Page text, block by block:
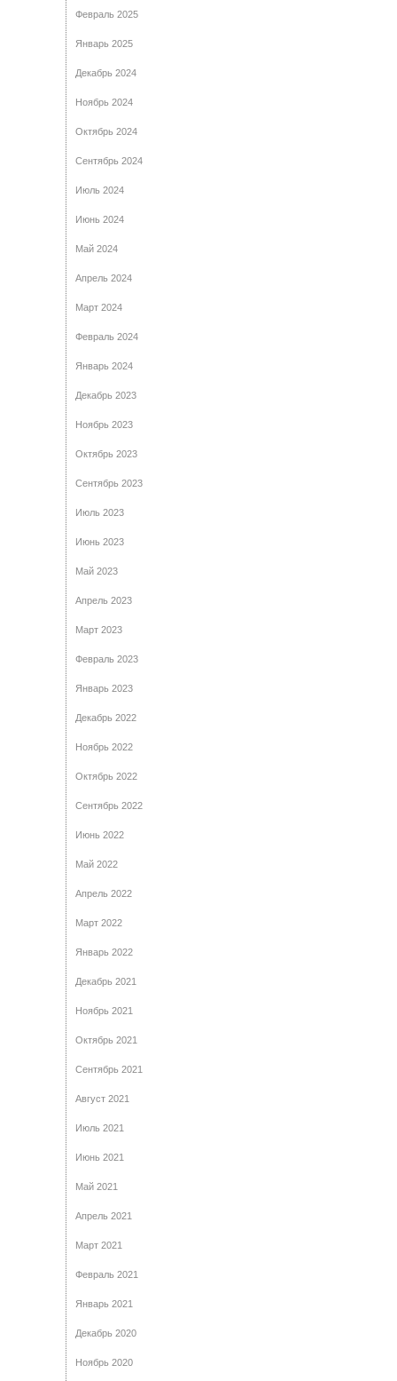
Февраль 2025
Январь 2025
Декабрь 2024
Ноябрь 2024
Октябрь 2024
Сентябрь 2024
Июль 2024
Июнь 2024
Май 2024
Апрель 2024
Март 2024
Февраль 2024
Январь 2024
Декабрь 2023
Ноябрь 2023
Октябрь 2023
Сентябрь 2023
Июль 2023
Июнь 2023
Май 2023
Апрель 2023
Март 2023
Февраль 2023
Январь 2023
Декабрь 2022
Ноябрь 2022
Октябрь 2022
Сентябрь 2022
Июнь 2022
Май 2022
Апрель 2022
Март 2022
Январь 2022
Декабрь 2021
Ноябрь 2021
Октябрь 2021
Сентябрь 2021
Август 2021
Июль 2021
Июнь 2021
Май 2021
Апрель 2021
Март 2021
Февраль 2021
Январь 2021
Декабрь 2020
Ноябрь 2020